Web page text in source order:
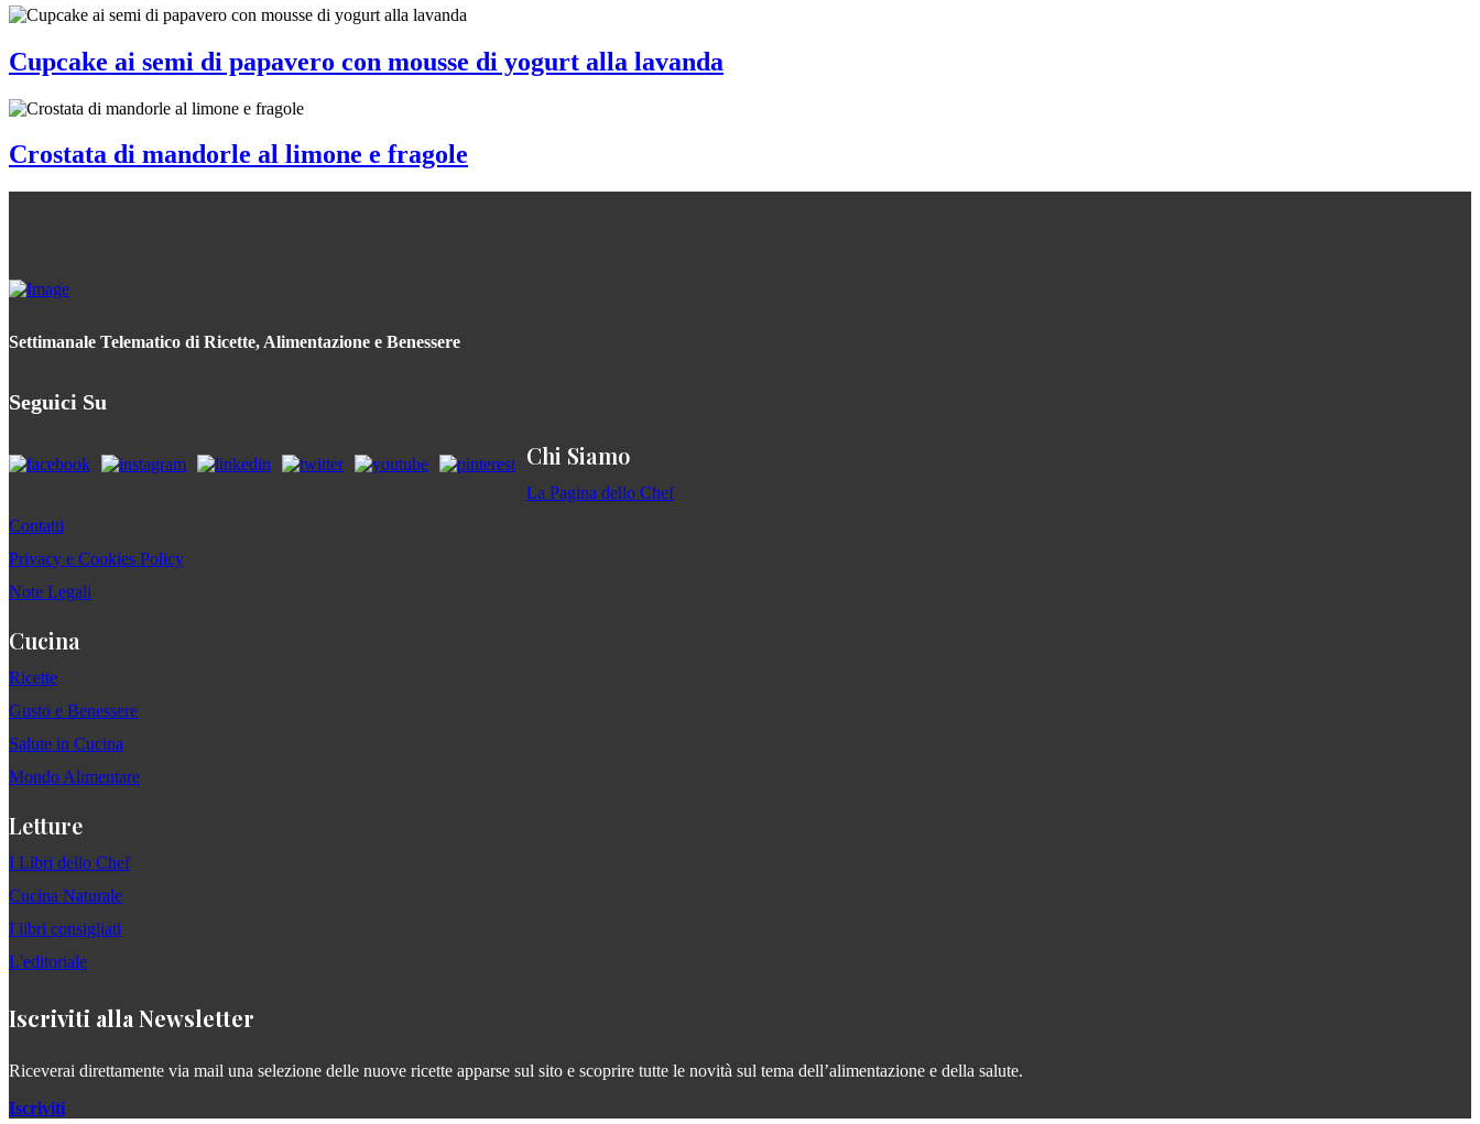
Cupcake ai semi di papavero con mousse di yogurt alla lavanda
Crostata di mandorle al limone e fragole
Settimanale Telematico di Ricette, Alimentazione e Benessere
Seguici Su
Chi Siamo
La Pagina dello Chef
Contatti
Privacy e Cookies Policy
Note Legali
Cucina
Ricette
Gusto e Benessere
Salute in Cucina
Mondo Alimentare
Letture
I Libri dello Chef
Cucina Naturale
I libri consigliati
L'editoriale
Iscriviti alla Newsletter
Riceverai direttamente via mail una selezione delle nuove ricette apparse sul sito e scoprire tutte le novità sul tema dell’alimentazione e della salute.
Iscriviti